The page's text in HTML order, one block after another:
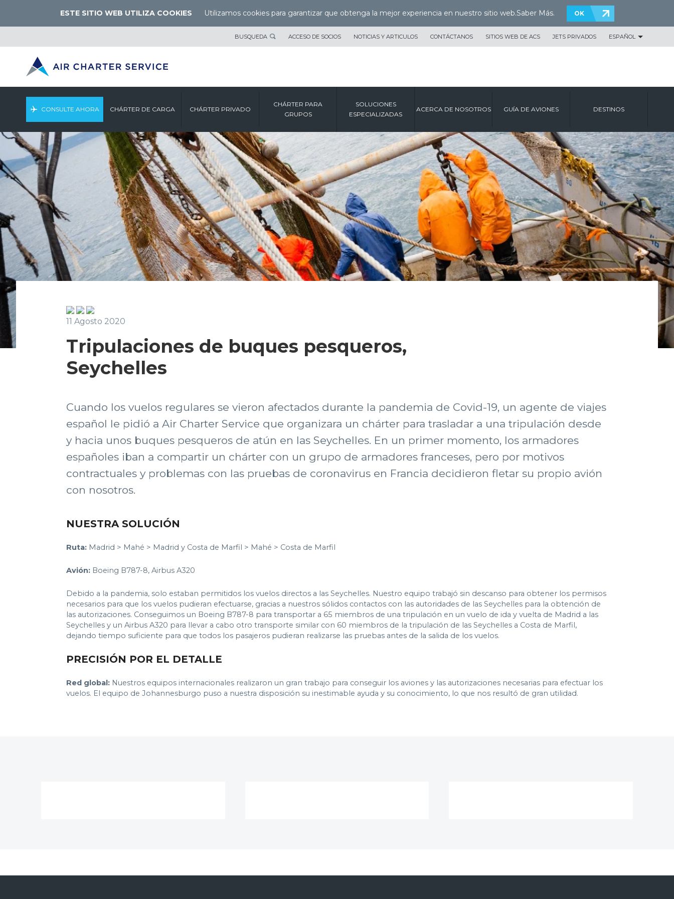
ESTE SITIO WEB UTILIZA COOKIES Utilizamos cookies para garantizar que obtenga la mejor experiencia en nuestro sitio web.Saber Más. OK
BUSQUEDA ACCESO DE SOCIOS NOTICIAS Y ARTICULOS CONTÁCTANOS SITIOS WEB DE ACS JETS PRIVADOS ESPAÑOL
CONSULTE AHORA CHÁRTER DE CARGA CHÁRTER PRIVADO
CHÁRTER PARA
GRUPOS
SOLUCIONES
ESPECIALIZADAS
ACERCA DE NOSOTROS GUÍA DE AVIONES DESTINOS
11 Agosto 2020
Tripulaciones de buques pesqueros,
Seychelles
Cuando los vuelos regulares se vieron afectados durante la pandemia de Covid-19, un agente de viajes
español le pidió a Air Charter Service que organizara un chárter para trasladar a una tripulación desde
y hacia unos buques pesqueros de atún en las Seychelles. En un primer momento, los armadores
españoles iban a compartir un chárter con un grupo de armadores franceses, pero por motivos
contractuales y problemas con las pruebas de coronavirus en Francia decidieron fletar su propio avión
con nosotros.
NUESTRA SOLUCIÓN
Ruta: Madrid > Mahé > Madrid y Costa de Marfil > Mahé > Costa de Marfil
Avión: Boeing B787-8, Airbus A320
Debido a la pandemia, solo estaban permitidos los vuelos directos a las Seychelles. Nuestro equipo trabajó sin descanso para obtener los permisos
necesarios para que los vuelos pudieran efectuarse, gracias a nuestros sólidos contactos con las autoridades de las Seychelles para la obtención de
las autorizaciones. Conseguimos un Boeing B787-8 para transportar a 65 miembros de una tripulación en un vuelo de ida y vuelta de Madrid a las
Seychelles y un Airbus A320 para llevar a cabo otro transporte similar con 60 miembros de la tripulación de las Seychelles a Costa de Marfil,
dejando tiempo suficiente para que todos los pasajeros pudieran realizarse las pruebas antes de la salida de los vuelos.
PRECISIÓN POR EL DETALLE
Red global: Nuestros equipos internacionales realizaron un gran trabajo para conseguir los aviones y las autorizaciones necesarias para efectuar los
vuelos. El equipo de Johannesburgo puso a nuestra disposición su inestimable ayuda y su conocimiento, lo que nos resultó de gran utilidad.